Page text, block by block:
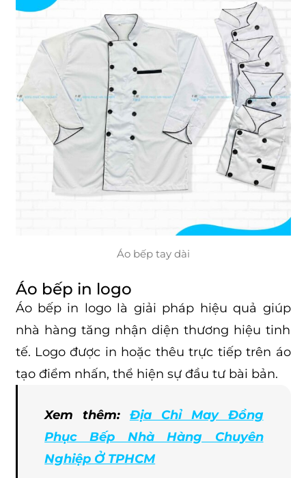
Áo bếp tay dài
Áo bếp in logo
Áo bếp in logo là giải pháp hiệu quả giúp
nhà hàng tăng nhận diện thương hiệu tinh
tế. Logo được in hoặc thêu trực tiếp trên áo
tạo điểm nhấn, thể hiện sự đầu tư bài bản.
Xem thêm: Địa Chỉ May Đồng
Phục Bếp Nhà Hàng Chuyên
Nghiệp Ở TPHCM